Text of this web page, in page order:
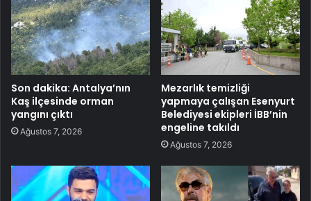
Son dakika: Antalya’nın
Kaş ilçesinde orman
yangını çıktı
Ağustos 7, 2026
Mezarlık temizliği
yapmaya çalışan Esenyurt
Belediyesi ekipleri İBB’nin
engeline takıldı
Ağustos 7, 2026